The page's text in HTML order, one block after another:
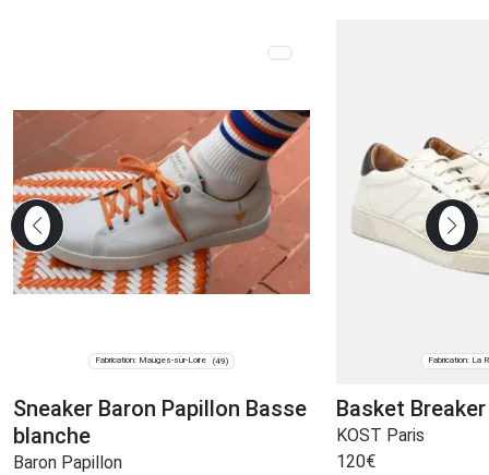
Fabrication: Mauges-sur-Loire (49)
Sneaker Baron Papillon Basse
blanche
Baron Papillon
Fabrication: La
Basket
KOST Paris
120€